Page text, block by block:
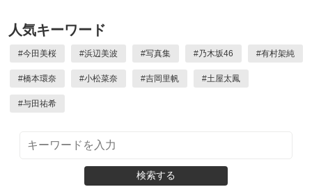
人気キーワード
#今田美桜 #浜辺美波 #写真集 #乃木坂46 #有村架純
#橋本環奈 #小松菜奈 #吉岡里帆 #土屋太鳳
#与田祐希
検索する